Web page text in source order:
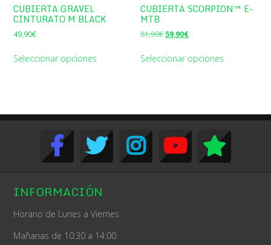
CUBIERTA GRAVEL
CINTURATO M BLACK
49,90€
Seleccionar opciones
CUBIERTA SCORPION™ E-
MTB
81,90€ El
original
59,90€El
actual
es:
Seleccionar opciones
INFORMACIÓN
Horario de Lunes a Viernes
Mañanas de 10:30 a 14:00